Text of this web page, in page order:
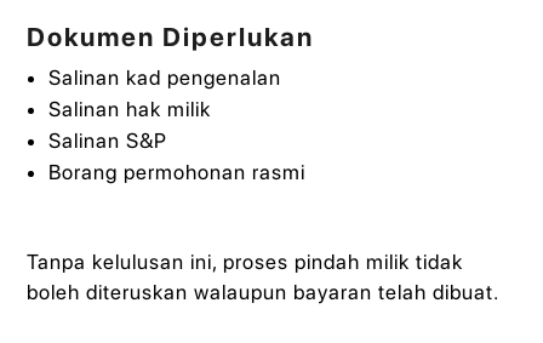
Dokumen Diperlukan
Salinan kad pengenalan
Salinan hak milik
Salinan S&P
Borang permohonan rasmi
Tanpa kelulusan ini, proses pindah milik tidak
boleh diteruskan walaupun bayaran telah dibuat.